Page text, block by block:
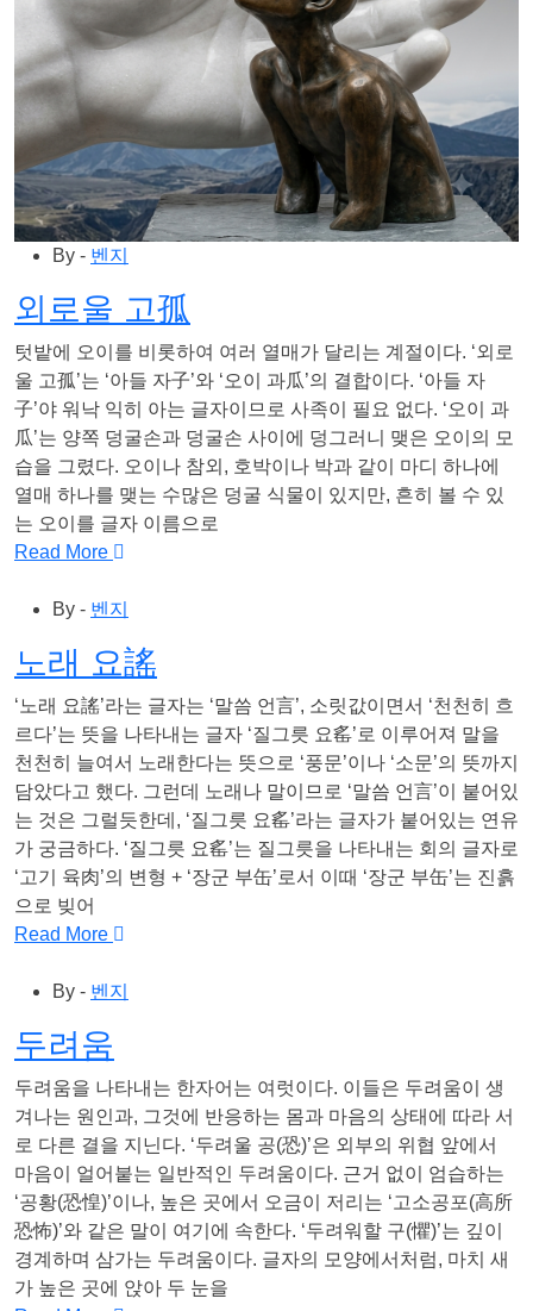
By - 벤지
외로울 고孤
텃밭에 오이를 비롯하여 여러 열매가 달리는 계절이다. ‘외로
울 고孤’는 ‘아들 자子’와 ‘오이 과瓜’의 결합이다. ‘아들 자
子’야 워낙 익히 아는 글자이므로 사족이 필요 없다. ‘오이 과
瓜’는 양쪽 덩굴손과 덩굴손 사이에 덩그러니 맺은 오이의 모
습을 그렸다. 오이나 참외, 호박이나 박과 같이 마디 하나에
열매 하나를 맺는 수많은 덩굴 식물이 있지만, 흔히 볼 수 있
는 오이를 글자 이름으로
Read More
By - 벤지
노래 요謠
‘노래 요謠’라는 글자는 ‘말씀 언言’, 소릿값이면서 ‘천천히 흐
르다’는 뜻을 나타내는 글자 ‘질그릇 요䍃’로 이루어져 말을
천천히 늘여서 노래한다는 뜻으로 ‘풍문’이나 ‘소문’의 뜻까지
담았다고 했다. 그런데 노래나 말이므로 ‘말씀 언言’이 붙어있
는 것은 그럴듯한데, ‘질그릇 요䍃’라는 글자가 붙어있는 연유
가 궁금하다. ‘질그릇 요䍃’는 질그릇을 나타내는 회의 글자로
‘고기 육肉’의 변형 + ‘장군 부缶’로서 이때 ‘장군 부缶’는 진흙
으로 빚어
Read More
By - 벤지
두려움
두려움을 나타내는 한자어는 여럿이다. 이들은 두려움이 생
겨나는 원인과, 그것에 반응하는 몸과 마음의 상태에 따라 서
로 다른 결을 지닌다. ‘두려울 공(恐)’은 외부의 위협 앞에서
마음이 얼어붙는 일반적인 두려움이다. 근거 없이 엄습하는
‘공황(恐惶)’이나, 높은 곳에서 오금이 저리는 ‘고소공포(高所
恐怖)’와 같은 말이 여기에 속한다. ‘두려워할 구(懼)’는 깊이
경계하며 삼가는 두려움이다. 글자의 모양에서처럼, 마치 새
가 높은 곳에 앉아 두 눈을